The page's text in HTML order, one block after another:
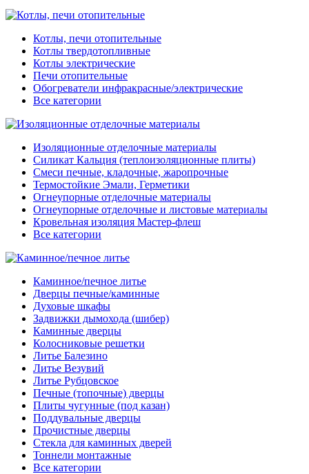
Котлы, печи отопительные
Котлы твердотопливные
Котлы электрические
Печи отопительные
Обогреватели инфракрасные/электрические
Все категории
Изоляционные отделочные материалы
Силикат Кальция (теплоизоляционные плиты)
Смеси печные, кладочные, жаропрочные
Термостойкие Эмали, Герметики
Огнеупорные отделочные материалы
Огнеупорные отделочные и листовые материалы
Кровельная изоляция Мастер-флеш
Все категории
Каминное/печное литье
Дверцы печные/каминные
Духовые шкафы
Задвижки дымохода (шибер)
Каминные дверцы
Колосниковые решетки
Литье Балезино
Литье Везувий
Литье Рубцовское
Печные (топочные) дверцы
Плиты чугунные (под казан)
Поддувальные дверцы
Прочистные дверцы
Стекла для каминных дверей
Тоннели монтажные
Все категории